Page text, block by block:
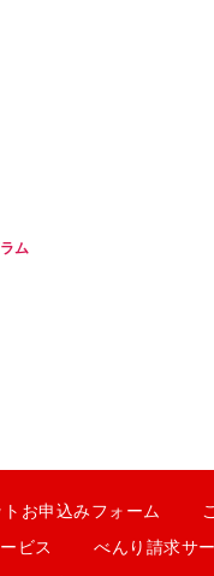
ム
お申込みフォーム
ビス べんり請求サ